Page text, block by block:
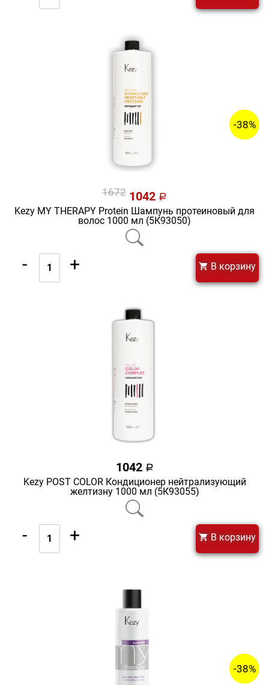
-38%
1672 1042 a
Kezy MY THERAPY Protein Шампунь протеиновый для
волос 1000 мл (5К93050)
- + В корзину
1042 a
Kezy POST COLOR Кондиционер нейтрализующий
желтизну 1000 мл (5К93055)
- + В корзину
-38%